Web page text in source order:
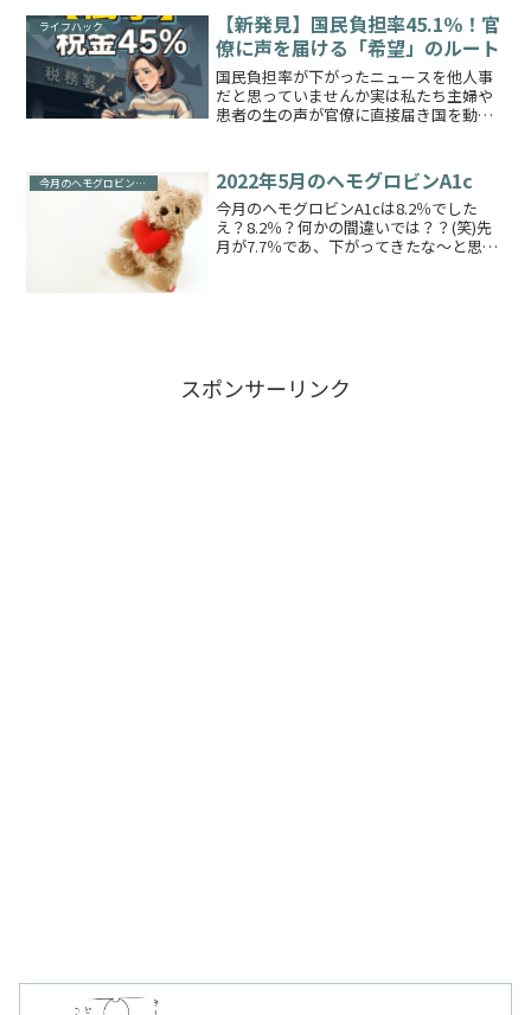
ここ最近２週間くらいの血糖値記録です
血糖値の平均値が高い...
ライフハック
【新発見】国民負担率45.1％！官
僚に声を届ける「希望」のルート
国民負担率が下がったニュースを他人事
だと思っていませんか実は私たち主婦や
患者の生の声が官僚に直接届き国を動か
教えます！文句を言うより正しく届ける
のが一番の近道出典：財...
今月のヘモグロビンA1c 2022年5月のヘモグロビンA1c
今月のヘモグロビンA1cは8.2％でした
え？8.2％？何かの間違いでは？？(笑)先
月が7.7％であ、下がってきたな～と思っ
スポンサーリンク